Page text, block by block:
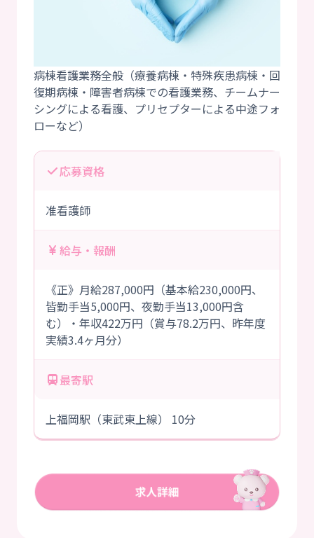
病棟看護業務全般（療養病棟・特殊疾患病棟・回
復期病棟・障害者病棟での看護業務、チームナー
シングによる看護、プリセプターによる中途フォ
応募資格
准看護師
給与・報酬
《正》月給287,000円（基本給230,000円、
皆勤手当5,000円、夜勤手当13,000円含
む）・年収422万円（賞与78.2万円、昨年度
実績3.4ヶ月分）
最寄駅
上福岡駅（東武東上線） 10分